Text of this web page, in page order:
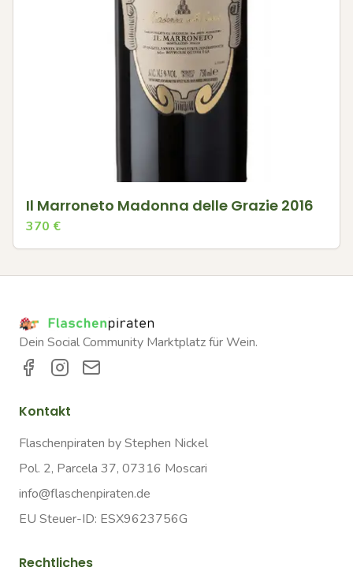
Il Marroneto Madonna delle Grazie 2016
370 €
Dein Social Community Marktplatz für Wein.
Kontakt
Flaschenpiraten by Stephen Nickel
Pol. 2, Parcela 37, 07316 Moscari
info@flaschenpiraten.de
EU Steuer-ID: ESX9623756G
Rechtliches